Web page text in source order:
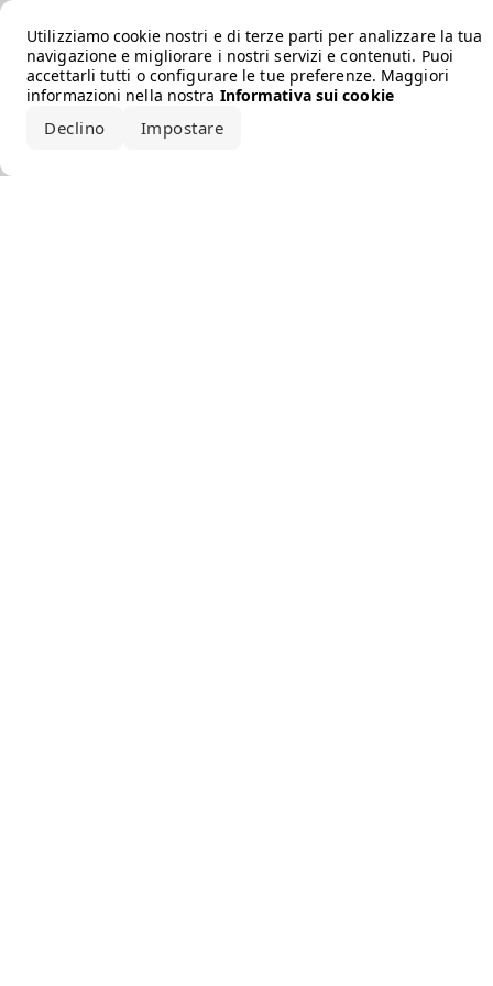
Utilizziamo cookie nostri e di terze parti per analizzare la tua
navigazione e migliorare i nostri servizi e contenuti. Puoi
accettarli tutti o configurare le tue preferenze. Maggiori
informazioni nella nostra Informativa sui cookie
Declino Impostare
Error loading the brand